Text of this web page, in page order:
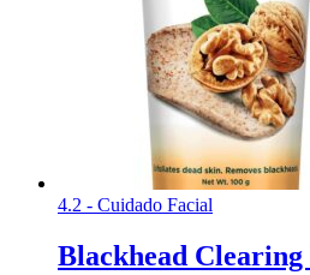
4.2 - Cuidado Facial
Blackhead